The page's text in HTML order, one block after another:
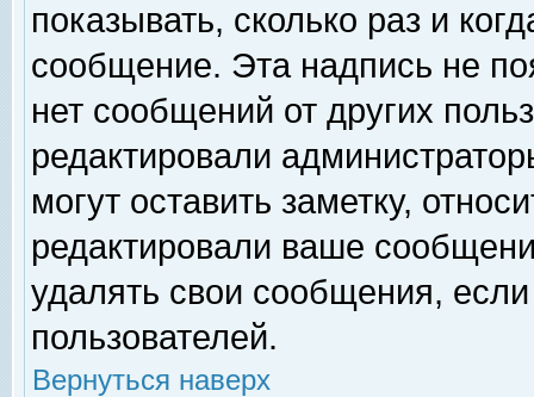
показывать, сколько раз и
сообщение. Эта надпись не
нет сообщений от других
редактировали
могут оставить заметку,
редактировали ваше
удалять свои сообщения,
пользователей.
Вернуться наверх